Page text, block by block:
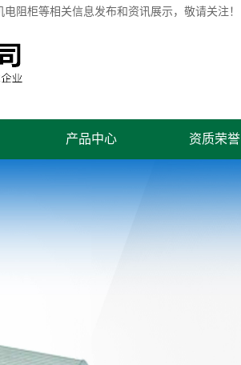
阻柜等相关信息发布和资讯展示，敬请关注！
产品中心 资质荣誉